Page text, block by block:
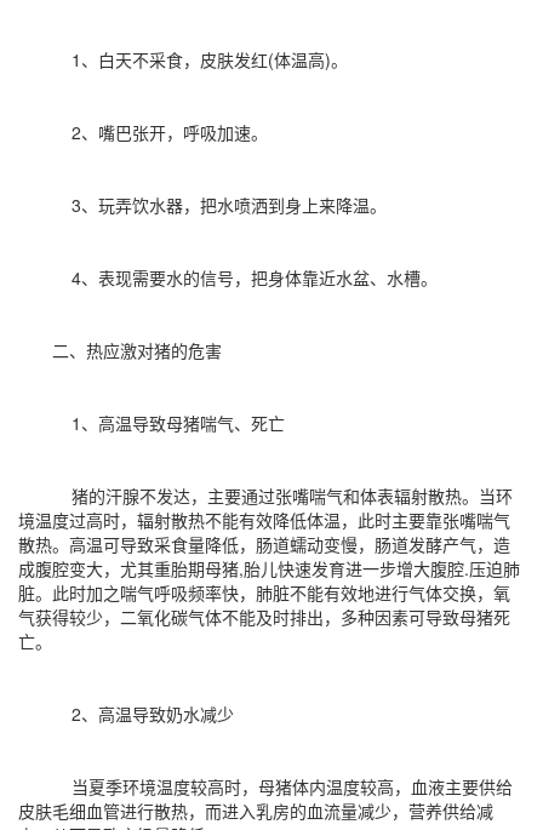
1、白天不采食，皮肤发红(体温高)。
2、嘴巴张开，呼吸加速。
3、玩弄饮水器，把水喷洒到身上来降温。
4、表现需要水的信号，把身体靠近水盆、水槽。
二、热应激对猪的危害
1、高温导致母猪喘气、死亡
猪的汗腺不发达，主要通过张嘴喘气和体表辐射散热。当环
境温度过高时，辐射散热不能有效降低体温，此时主要靠张嘴喘气
散热。高温可导致采食量降低，肠道蠕动变慢，肠道发酵产气，造
成腹腔变大，尤其重胎期母猪,胎儿快速发育进一步增大腹腔.压迫肺
脏。此时加之喘气呼吸频率快，肺脏不能有效地进行气体交换，氧
气获得较少，二氧化碳气体不能及时排出，多种因素可导致母猪死
亡。
2、高温导致奶水减少
当夏季环境温度较高时，母猪体内温度较高，血液主要供给
皮肤毛细血管进行散热，而进入乳房的血流量减少，营养供给减